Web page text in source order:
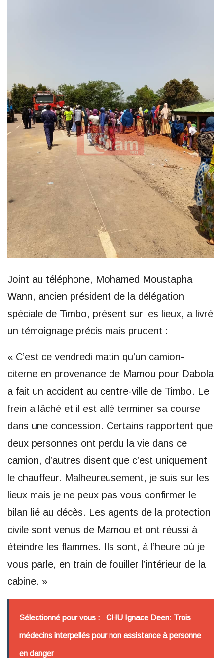
Joint au téléphone, Mohamed Moustapha
Wann, ancien président de la délégation
spéciale de Timbo, présent sur les lieux, a livré
un témoignage précis mais prudent :
« C’est ce vendredi matin qu’un camion-
citerne en provenance de Mamou pour Dabola
a fait un accident au centre-ville de Timbo. Le
frein a lâché et il est allé terminer sa course
dans une concession. Certains rapportent que
deux personnes ont perdu la vie dans ce
camion, d’autres disent que c’est uniquement
le chauffeur. Malheureusement, je suis sur les
lieux mais je ne peux pas vous confirmer le
bilan lié au décès. Les agents de la protection
civile sont venus de Mamou et ont réussi à
éteindre les flammes. Ils sont, à l’heure où je
vous parle, en train de fouiller l’intérieur de la
cabine. »
Sélectionné pour vous : CHU Ignace Deen: Trois
médecins interpellés pour non assistance à personne
en danger